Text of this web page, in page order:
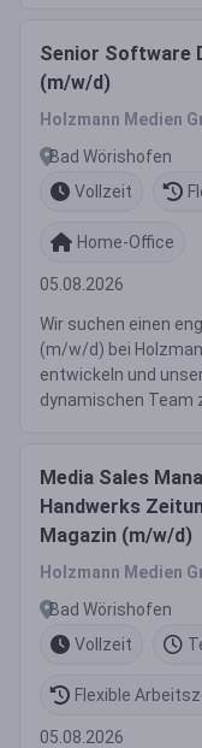
Senior Software
(m/w/d)
Holzmann Medien
Bad Wörishofen
Vollzeit
Home-Office
05.08.2026
Wir suchen einen
(m/w/d) bei
entwickeln und
dynamischen Team
Media Sales
Handwerks
Magazin (m/w/d)
Holzmann Medien
Bad Wörishofen
Vollzeit
Flexible
05.08.2026